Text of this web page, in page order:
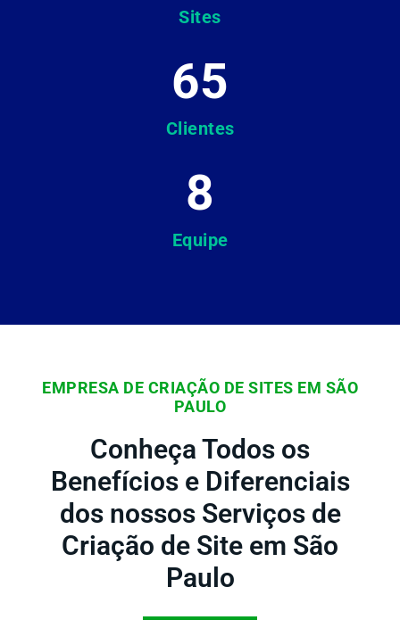
Sites
Clientes
65
Equipe
8
EMPRESA DE CRIAÇÃO DE SITES EM SÃO
PAULO
Conheça Todos os
Benefícios e Diferenciais
dos nossos Serviços de
Criação de Site em São
Paulo